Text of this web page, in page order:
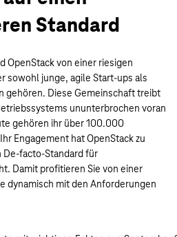
Standard
OpenStack von einer riesigen
sowohl junge, agile Start-ups als
gehören. Diese Gemeinschaft treibt
ununterbrochen voran
gehören ihr über 100.000
Engagement hat OpenStack zu
facto-Standard für
Damit profitieren Sie von einer
dynamisch mit den Anforderungen